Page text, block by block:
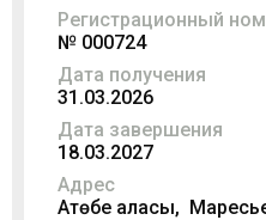
Регистрационный
№ 000724
Дата получения
31.03.2026
Дата завершения
18.03.2027
Адрес
Ақтөбе қаласы,